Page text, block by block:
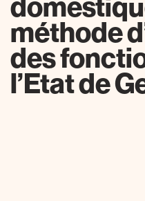
méthode
des
l’Etat de